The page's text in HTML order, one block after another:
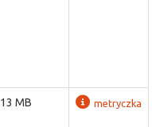
13 MB metryczka